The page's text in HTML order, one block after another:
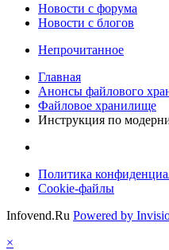
Новости c форума
Новости с блогов
Непрочитанное
Главная
Анонсы файлового
Файловое хранилище
Инструкция по
Политика
Cookie-файлы
Infovend.Ru Powered by
×